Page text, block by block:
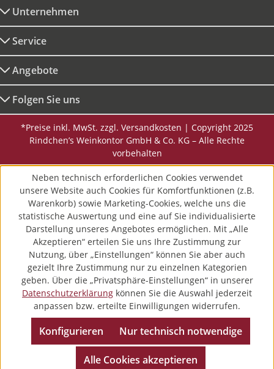
Unternehmen
Service
Angebote
Folgen Sie uns
*Preise inkl. MwSt. zzgl. Versandkosten | Copyright 2025
Rindchen’s Weinkontor GmbH & Co. KG – Alle Rechte
vorbehalten
Neben technisch erforderlichen Cookies verwendet
unsere Website auch Cookies für Komfortfunktionen (z.B.
Warenkorb) sowie Marketing-Cookies, welche uns die
statistische Auswertung und eine auf Sie individualisierte
Darstellung unseres Angebotes ermöglichen. Mit „Alle
Akzeptieren“ erteilen Sie uns Ihre Zustimmung zur
Nutzung, über „Einstellungen“ können Sie aber auch
gezielt Ihre Zustimmung nur zu einzelnen Kategorien
geben. Über die „Privatsphäre-Einstellungen“ in unserer
Datenschutzerklärung können Sie die Auswahl jederzeit
anpassen bzw. erteilte Einwilligungen widerrufen.
Nur technisch notwendige
Konfigurieren
Alle Cookies akzeptieren